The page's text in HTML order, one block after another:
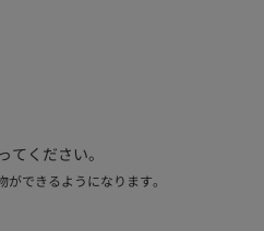
ください。
できるようになります。